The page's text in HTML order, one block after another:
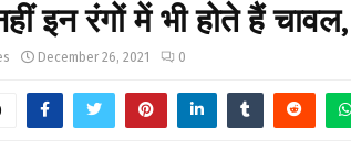
इन रंगों में भी होते हैं
December 26, 2021 0